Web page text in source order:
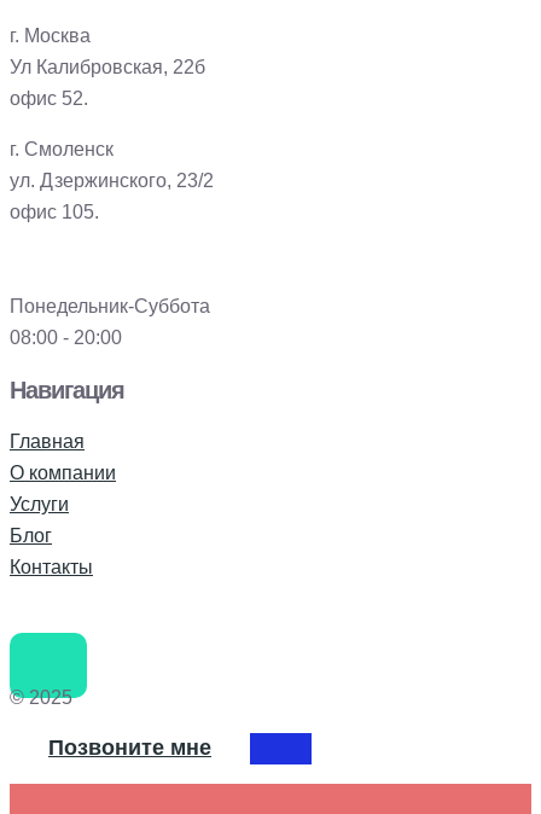
г. Москва
Ул Калибровская, 22б
офис 52.
г. Смоленск
ул. Дзержинского, 23/2
офис 105.
Понедельник-Суббота
08:00 - 20:00
Навигация
Главная
О компании
Услуги
Блог
Контакты
© 2025
Позвоните мне